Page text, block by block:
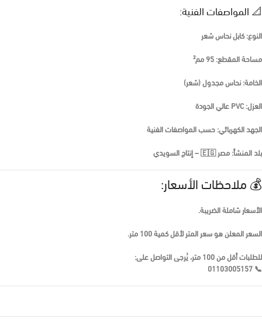
📐 المواصفات الفنية:
النوع: كابل نحاس شعر
مساحة المقطع: 95 مم²
الخامة: نحاس مجدول (شعر)
العزل: PVC عالي الجودة
الجهد الكهربائي: حسب المواصفات الفنية
بلد المنشأ: مصر 🇪🇬 – إنتاج السويدي
💰 ملاحظات الأسعار:
الأسعارشاملة الضريبة.
السعر المعلن هوسعر المتر لأقل كمية 100 متر
.
للطلبات أقل من 100 متر، يُرجى التواصل على:
📞
01103005157